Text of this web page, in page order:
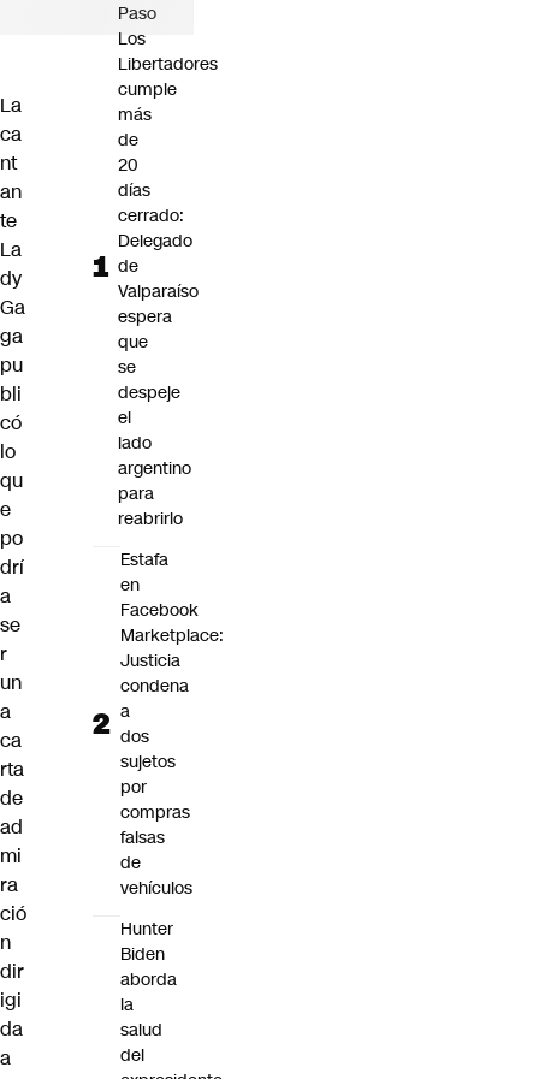
La
ca
nt
an
te
La
dy
Ga
ga
pu
bli
có
lo
qu
e
po
drí
a
se
r
un
a
ca
rta
de
ad
mi
ra
ció
n
dir
igi
da
a
Paso
Los
Libertadores
cumple
más
de
20
días
cerrado:
Delegado
de
Valparaíso
espera
que
se
despeje
el
lado
argentino
para
reabrirlo
Estafa
en
Facebook
Marketplace:
Justicia
condena
a
dos
sujetos
por
compras
falsas
de
vehículos
Hunter
Biden
aborda
la
salud
del